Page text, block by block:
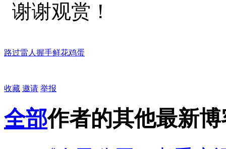
谢谢观赏！
路过雷人握手鲜花鸡蛋
收藏 邀请 举报
全部作者的其他最新博